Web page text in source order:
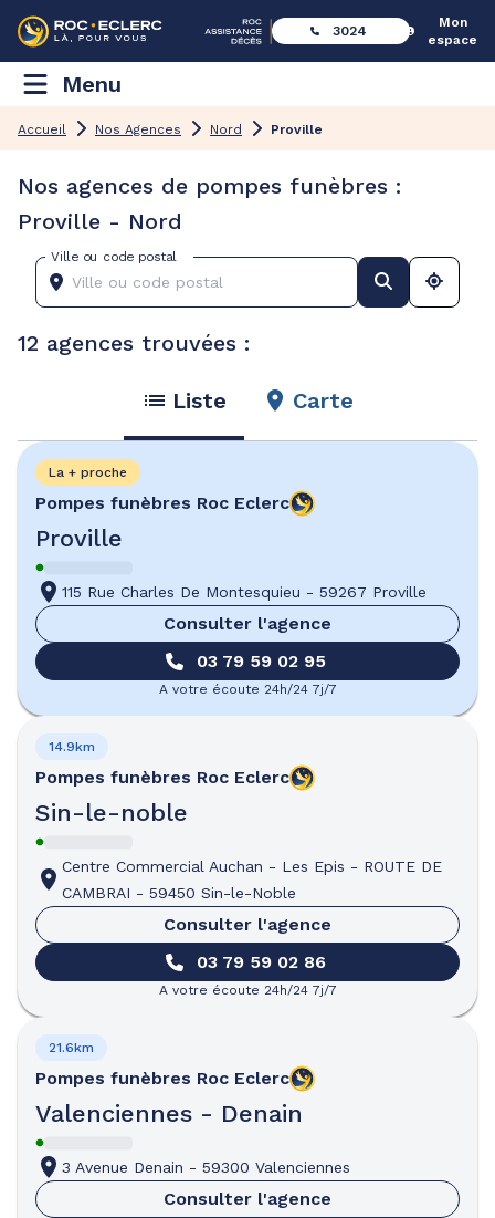
3024
Mon
espace
Menu
Accueil Nos Agences Nord Proville
Nos agences de pompes funèbres :
Proville - Nord
Ville ou code postal
12 agences trouvées :
Liste Carte
Pompes funèbres Roc Eclerc
Proville
La + proche
115 Rue Charles De Montesquieu - 59267 Proville
Consulter l'agence
03 79 59 02 95
A votre écoute 24h/24 7j/7
Pompes funèbres Roc Eclerc
Sin-le-noble
14.9km
Centre Commercial Auchan - Les Epis - ROUTE DE
CAMBRAI - 59450 Sin-le-Noble
Consulter l'agence
03 79 59 02 86
A votre écoute 24h/24 7j/7
Pompes funèbres Roc Eclerc
Valenciennes - Denain
21.6km
3 Avenue Denain - 59300 Valenciennes
Consulter l'agence